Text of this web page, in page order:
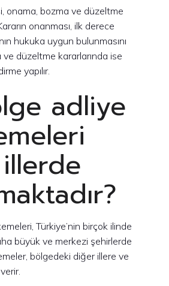
onama, bozma ve düzeltme
onanması, ilk derece
hukuka uygun bulunmasını
düzeltme kararlarında ise
yapılır.
adliye
Türkiye’nin birçok ilinde
büyük ve merkezi şehirlerde
bölgedeki diğer illere ve